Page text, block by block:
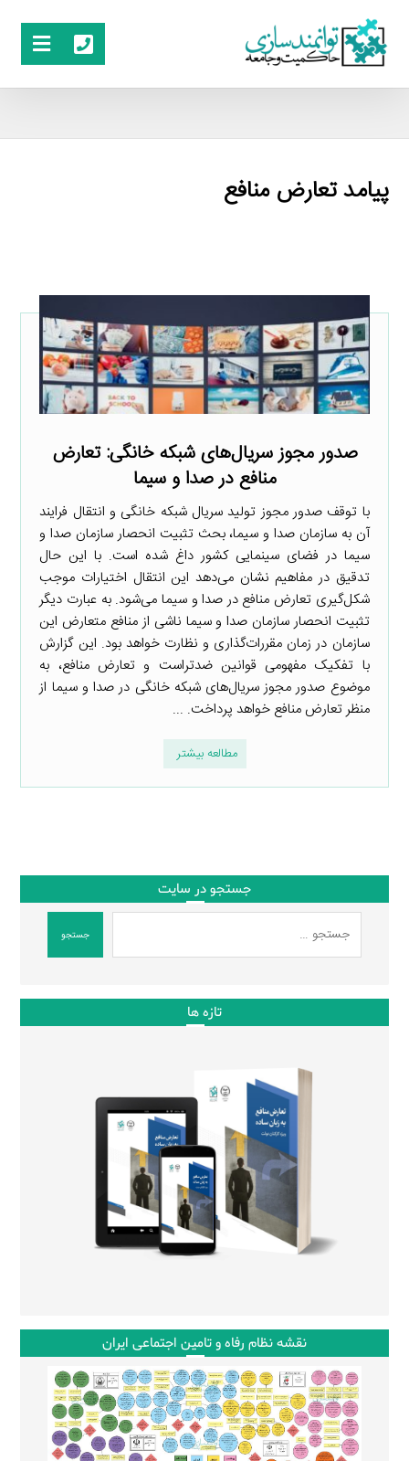
پیامد تعارض منافع
صدور مجوز سریال‌های شبکه خانگی: تعارض
منافع در صدا و سیما
با توقف صدور مجوز تولید سریال شبکه خانگی و انتقال فرایند
آن به سازمان صدا و سیما، بحث تثبیت انحصار سازمان صدا و
سیما در فضای سینمایی کشور داغ شده است. با این حال
تدقیق در مفاهیم نشان می‌دهد این انتقال اختیارات موجب
شکل‌گیری تعارض منافع در صدا و سیما می‌شود. به عبارت دیگر
تثبیت انحصار سازمان صدا و سیما ناشی از منافع متعارض این
سازمان در زمان مقررات‌گذاری و نظارت خواهد بود. این گزارش
با تفکیک مفهومی قوانین ضدتراست و تعارض منافع، به
موضوع صدور مجوز سریال‌های شبکه خانگی در صدا و سیما از
منظر تعارض منافع خواهد پرداخت. ...
مطالعه بیشتر
جستجو در سایت
جستجو
تازه ها
نقشه نظام رفاه و تامین اجتماعی ایران